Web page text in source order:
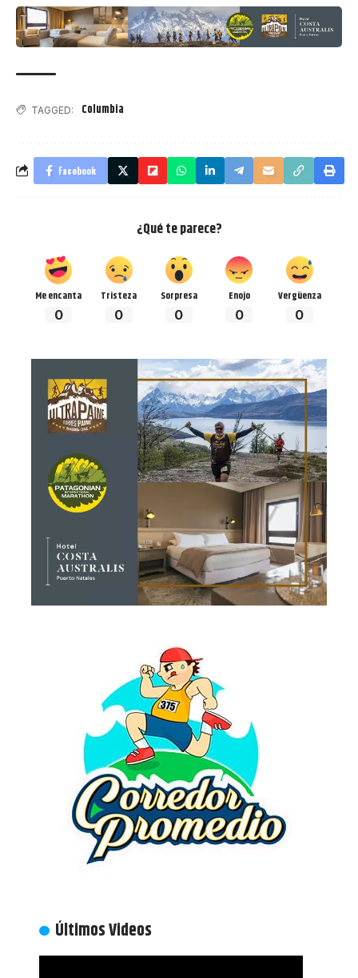
TAGGED: Columbia
Facebook
¿Qué te parece?
Me encanta
0
Tristeza
0
Sorpresa
0
Enojo
0
Vergüenza
0
Últimos Videos